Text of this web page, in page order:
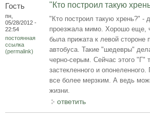
Гость
пн,
05/28/2012 -
22:54
постоянная
ссылка
(permalink)
"Кто построил такую
"Кто построил такую хрень?" -
проезжала мимо. Хорошо еще,
была прижата к левой стороне
автобуса. Такие "шедевры"
черно-серым. Сейчас этого "Г"
застекленного и опонеленного.
все более мерзким. А ведь
жизни.
ответить